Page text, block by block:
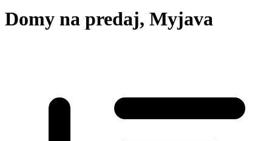
Domy na predaj, Myjava